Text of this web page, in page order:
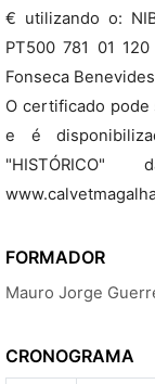
€ utilizando o:
PT500 781 01
Fonseca
O certificado pode
e é
FORMADOR
Mauro Jorge
CRONOGRAMA